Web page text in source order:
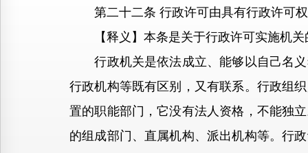
第二十二条 行政许可由具有行政许可权
【释义】本条是关于行政许可实施机关
行政机关是依法成立、能够以自己名义
行政机构等既有区别，又有联系。行政组
置的职能部门，它没有法人资格，不能独
的组成部门、直属机构、派出机构等。行